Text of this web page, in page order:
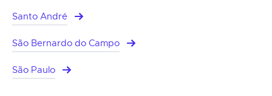
Santo André
São Bernardo do Campo
São Paulo